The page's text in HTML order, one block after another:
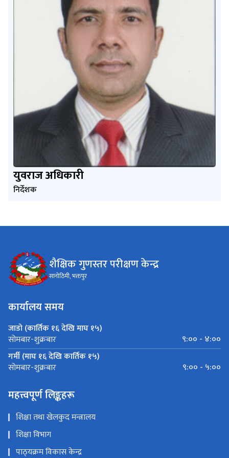
युवराज अधिकारी
निर्देशक
शैक्षिक गुणस्तर परीक्षण केन्द्र
सानोठिमी, भक्तपुर
कार्यालय समय
जाडो (कार्तिक १६ देखि माघ १५)
सोमबार-शुक्रबार
९:०० - ४:००
गर्मी (माघ १६ देखि कार्तिक १५)
सोमबार-शुक्रबार ९:०० - ५:००
महत्त्वपूर्ण लिङ्कहरू
शिक्षा तथा खेलकुद मन्त्रालय
शिक्षा विभाग
पाठ्‍यक्रम विकास केन्द्र